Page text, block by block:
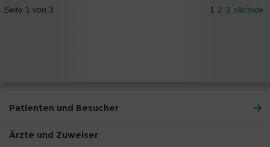
Seite 1 von 3 1 2 3 nächste
Patienten und Besucher
Ärzte und Zuweiser